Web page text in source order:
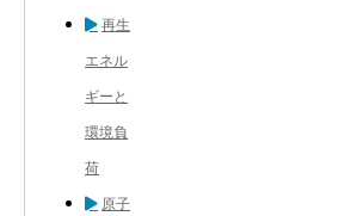
再生
エネル
ギーと
環境負
荷
原子